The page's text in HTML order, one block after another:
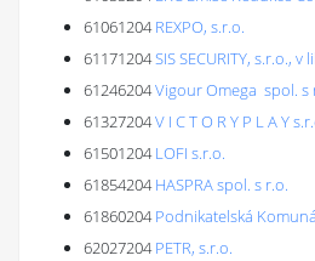
61061204 REXPO, s.r.o.
61171204SIS SECURITY, s.r.o., v
61246204Vigour Omega spol. s
61327204V I C T O R Y P L A Y
61501204 LOFI s.r.o.
61854204 HASPRA spol. s r.o.
61860204 Podnikatelská
62027204 PETR, s.r.o.